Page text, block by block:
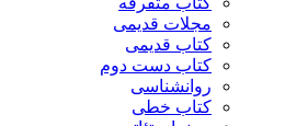
مجلات قدیمی
کتاب قدیمی
کتاب دست دوم
روانشناسی
کتاب خطی